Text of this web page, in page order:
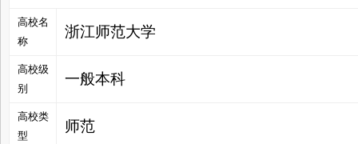
高校名
称
浙江师范大学
高校级
别
一般本科
高校类
型
师范